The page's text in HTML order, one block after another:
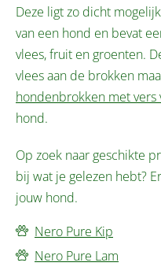
Deze ligt zo dicht
van een hond en bevat
vlees, fruit en groenten.
vlees aan de brokken
hondenbrokken met vers
hond.
Op zoek naar geschikte
bij wat je gelezen hebt?
jouw hond.
Nero Pure Kip
Nero Pure Lam